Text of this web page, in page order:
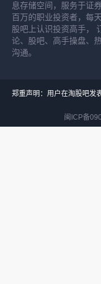
息存储空间，服务于证
百万的职业投资者，每
股吧上认识投资高手，
论、股吧、高手操盘、
沟通。
郑重声明：用户在淘股吧发
闽ICP备